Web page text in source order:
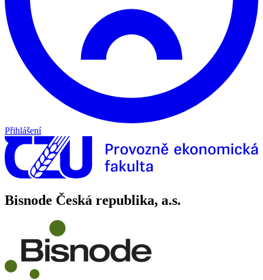
Přihlášení
Bisnode Česká republika, a.s.